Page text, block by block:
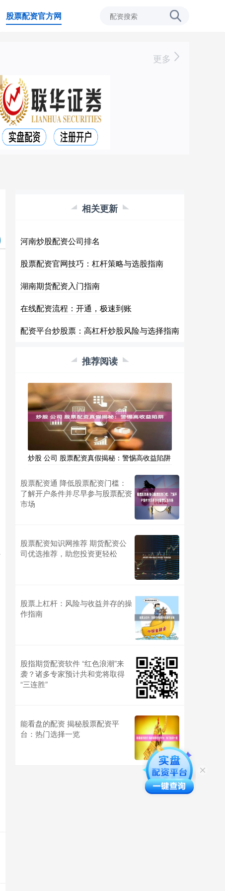
股票配资官方网
更多
相关更新
河南炒股配资公司排名
股票配资官网技巧：杠杆策略与选股指南
湖南期货配资入门指南
在线配资流程：开通，极速到账
配资平台炒股票：高杠杆炒股风险与选择指南
推荐阅读
炒股 公司 股票配资真假揭秘：警惕高收益陷阱
股票配资通 降低股票配资门槛：
了解开户条件并尽早参与股票配资
市场
股票配资知识网推荐 期货配资公
司优选推荐，助您投资更轻松
股票上杠杆：风险与收益并存的操
作指南
股指期货配资软件 “红色浪潮”来
袭？诸多专家预计共和党将取得
“三连胜”
能看盘的配资 揭秘股票配资平
台：热门选择一览